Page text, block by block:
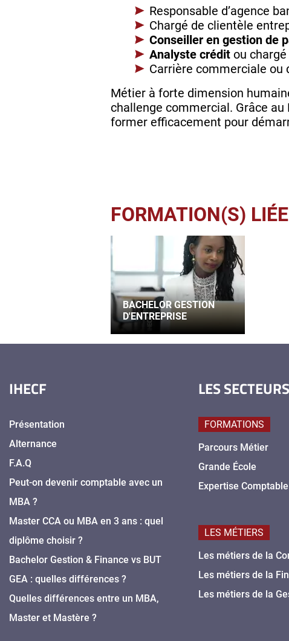
Responsable d’agence
Chargé de clientèle
Conseiller en gestion de
Analyste crédit ou
Carrière commerciale ou
Métier à forte dimension
challenge commercial. Grâce
former efficacement pour
FORMATION(S)
BACHELOR GESTION
D'ENTREPRISE
IHECF
Présentation
Alternance
F.A.Q
Peut-on devenir comptable avec un
MBA ?
Master CCA ou MBA en 3 ans : quel
diplôme choisir ?
Bachelor Gestion & Finance vs BUT
GEA : quelles différences ?
Quelles différences entre un MBA,
Master et Mastère ?
LES SECTEURS
FORMATIONS
Parcours Métier
Grande École
Expertise Comptable
LES MÉTIERS
Les métiers de la
Les métiers de la
Les métiers de la